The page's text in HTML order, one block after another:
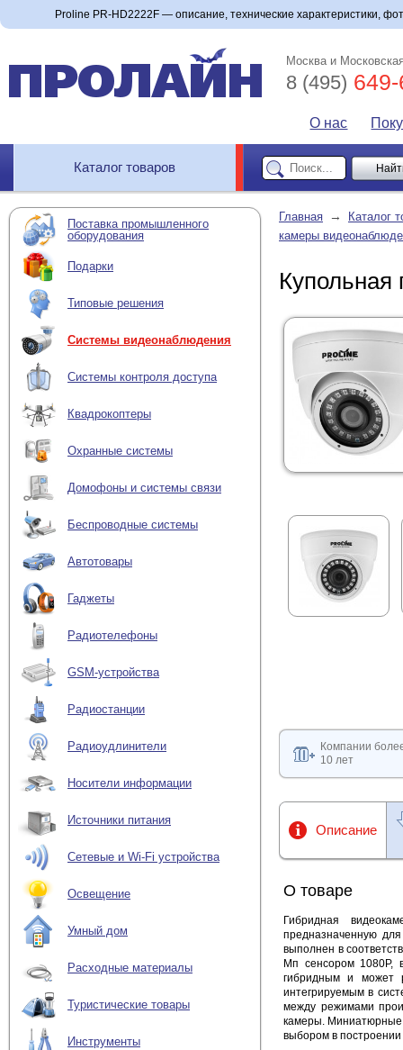
Proline PR-HD2222F — описание, технические характеристики,
Москва и
8 (495)
О нас
Каталог товаров
Поставка промышленного
оборудования
Подарки
Типовые решения
Системы видеонаблюдения
Системы контроля доступа
Квадрокоптеры
Охранные системы
Домофоны и системы связи
Беспроводные системы
Автотовары
Гаджеты
Радиотелефоны
GSM-устройства
Радиостанции
Радиоудлинители
Носители информации
Источники питания
Сетевые и Wi-Fi устройства
Освещение
Умный дом
Расходные материалы
Туристические товары
Инструменты
Главная →
Каталог
камеры
Купольная
Компании
10 лет
Описание
О товаре
Гибридная
предназначенную
выполнен в
Мп сенсором 1080P,
гибридным и может
интегрируемым в
между режимами
камеры. Миниатюрные
выбором в